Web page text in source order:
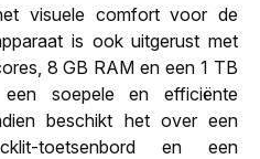
visuele comfort voor de
is ook uitgerust met
8 GB RAM en een 1 TB
soepele en efficiënte
beschikt het over een
toetsenbord en een